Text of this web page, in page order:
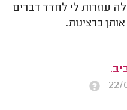
עוזרות לי לחדד דברים
ברצינות.